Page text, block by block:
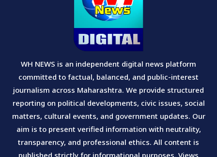
WH NEWS is an independent digital news platform
committed to factual, balanced, and public-interest
journalism across Maharashtra. We provide structured
reporting on political developments, civic issues, social
matters, cultural events, and government updates. Our
aim is to present verified information with neutrality,
transparency, and professional ethics. All content is